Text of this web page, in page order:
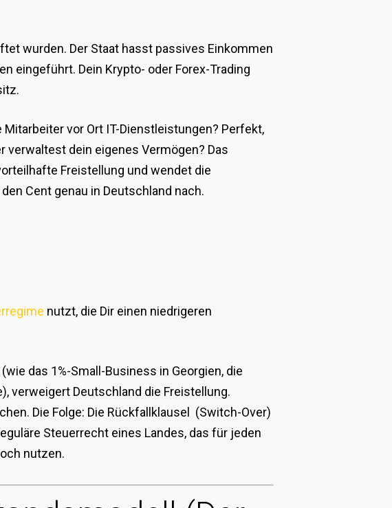
wurden. Der Staat hasst passives Einkommen
eingeführt. Dein Krypto- oder Forex-Trading
vor Ort IT-Dienstleistungen? Perfekt,
verwaltest dein eigenes Vermögen? Das
Freistellung und wendet die
Cent genau in Deutschland nach.
nutzt, die Dir einen niedrigeren
das 1%-Small-Business in Georgien, die
verweigert Deutschland die Freistellung.
Die Folge: Die Rückfallklausel (Switch-Over)
Steuerrecht eines Landes, das für jeden
nutzen.